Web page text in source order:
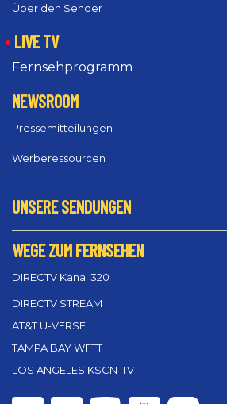
Über den Sender
LIVE TV
Fernsehprogramm
NEWSROOM
Pressemitteilungen
Werberessourcen
UNSERE SENDUNGEN
WEGE ZUM FERNSEHEN
DIRECTV Kanal 320
DIRECTV STREAM
AT&T U-VERSE
TAMPA BAY WFTT
LOS ANGELES KSCN-TV